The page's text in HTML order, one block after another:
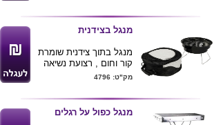
צבעונית .
מידות : 12X13X27.5
ס"מ
מנגל בצידנית
מנגל בתוך צידנית שומרת
קור וחום , רצועת נשיאה
נוחה במיוחד : מידות
ניתן להדפיס לוגו ע"ג
המוצר .
מק"ט: 4796
מנגל כפול על רגלים